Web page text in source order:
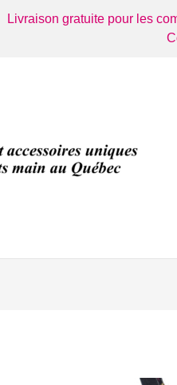
Livraison gratuite pour les